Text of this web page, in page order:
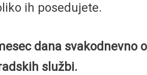
ih posedujete.
dana
službi.